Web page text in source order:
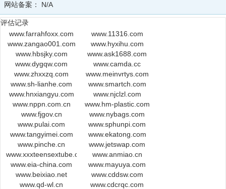
you agree not to use this data to allow, enable, or otherwise
make possible,
dissemination or collection of this data, in part or in its entirety,
for any
purpose, such as the transmission of unsolicited advertising
and
and solicitations of any kind, including spam. You further agree
not to use this data to enable high volume, automated or
robotic electronic
processes designed to collect or compile this data for any
purpose,
including mining this data for your own personal or commercial
purposes.
Please note: the registrant of the domain name is specified
in the "registrant" field. In most cases, GoDaddy.com, LLC
is not the registrant of domain names listed in this database.
网站备案： N/A
评估记录
www.farrahfoxx.com
www.11316.com
www.zangao001.com
www.hyxihu.com
www.hbsjky.com
www.ask1688.com
www.dygqw.com
www.camda.cc
www.zhxxzq.com
www.meinvrtys.com
www.sh-lianhe.com
www.smartch.com
www.hnxiangyu.com
www.njclzl.com
www.nppn.com.cn
www.hm-plastic.com
www.fjgov.cn
www.nybags.com
www.pulai.com
www.sphunpi.com
www.tangyimei.com
www.ekatong.com
www.pinche.cn
www.jetswap.com
www.xxxteensextube.com
www.anmiao.cn
www.eia-china.com
www.mayuya.com
www.beixiao.net
www.cddsw.com
www.qd-wl.cn
www.cdcrqc.com